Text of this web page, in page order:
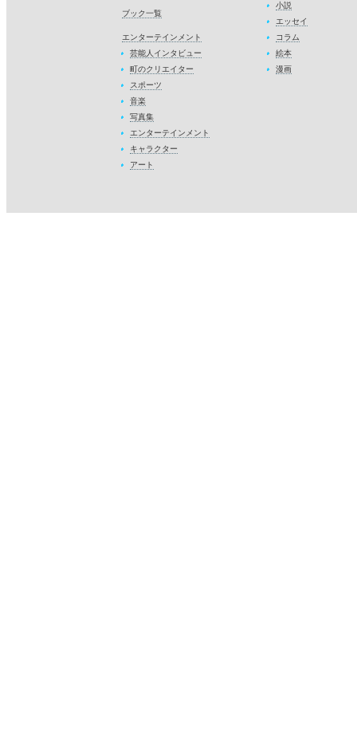
ブック一覧
エンターテインメント
芸能人インタビュー
町のクリエイター
スポーツ
音楽
写真集
エンターテインメント
キャラクター
アート
小説
エッセイ
コラム
絵本
漫画